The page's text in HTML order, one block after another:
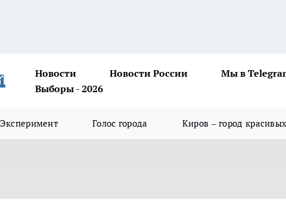
Новости Новости России Мы в
Выборы - 2026
Эксперимент Голос города Киров – город